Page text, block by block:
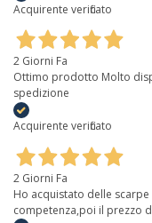
Acquirente verificato
2 Giorni Fa
Ottimo prodotto Molto
spedizione
Acquirente verificato
2 Giorni Fa
Ho acquistato delle
competenza,poi il prezzo